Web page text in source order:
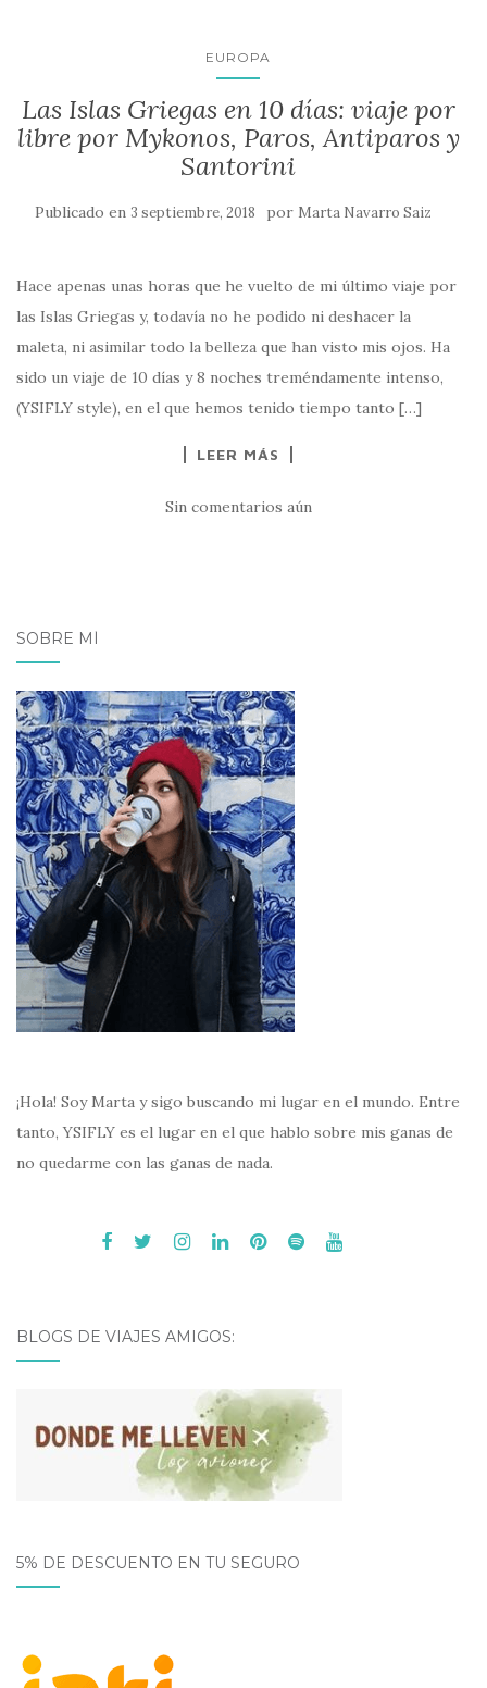
EUROPA
Las Islas Griegas en 10 días: viaje por
libre por Mykonos, Paros, Antiparos y
Santorini
Publicado en 3 septiembre, 2018 por Marta Navarro Saiz
Hace apenas unas horas que he vuelto de mi último viaje por
las Islas Griegas y, todavía no he podido ni deshacer la
maleta, ni asimilar todo la belleza que han visto mis ojos. Ha
sido un viaje de 10 días y 8 noches treméndamente intenso,
(YSIFLY style), en el que hemos tenido tiempo tanto […]
LEER MÁS
Sin comentarios aún
SOBRE MÍ
¡Hola! Soy Marta y sigo buscando mi lugar en el mundo. Entre
tanto, YSIFLY es el lugar en el que hablo sobre mis ganas de
no quedarme con las ganas de nada.
BLOGS DE VIAJES AMIGOS:
5% DE DESCUENTO EN TU SEGURO